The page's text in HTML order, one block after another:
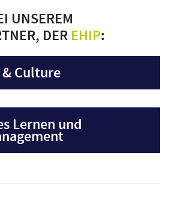
UNSEREM
DER EHIP:
& Culture
Lernen und